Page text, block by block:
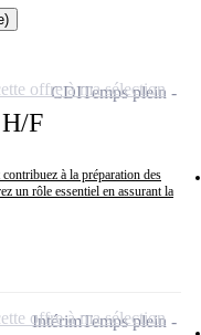
F
à la préparation des
un rôle essentiel en assurant la
CDITemps plein
offre à ma sélection
IntérimTemps plein
offre à ma sélection